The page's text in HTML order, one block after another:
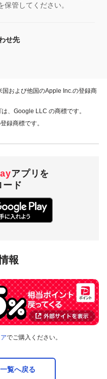
管してください。
せ先
および他国のApple Inc.の登録商
、Google LLC の商標です。
録商標です。
アプリを
ード
報
でご購入ください。
覧へ戻る